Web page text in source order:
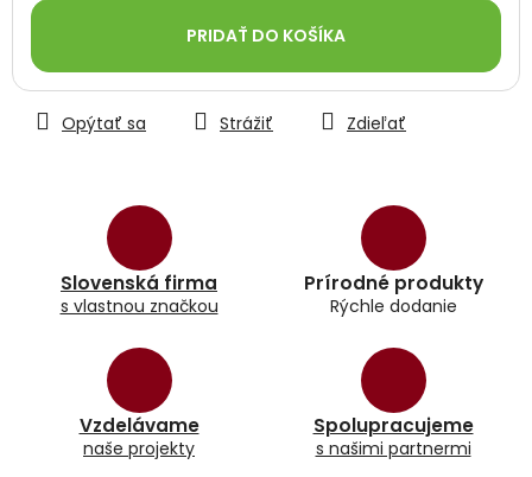
cena:
PRIDAŤ DO KOŠÍKA
Slovenská firma
s vlastnou značkou
Prírodné produkty
Rýchle dodanie
Vzdelávame
naše projekty
Spolupracujeme
s našimi partnermi
Opýtať sa Strážiť Zdieľať